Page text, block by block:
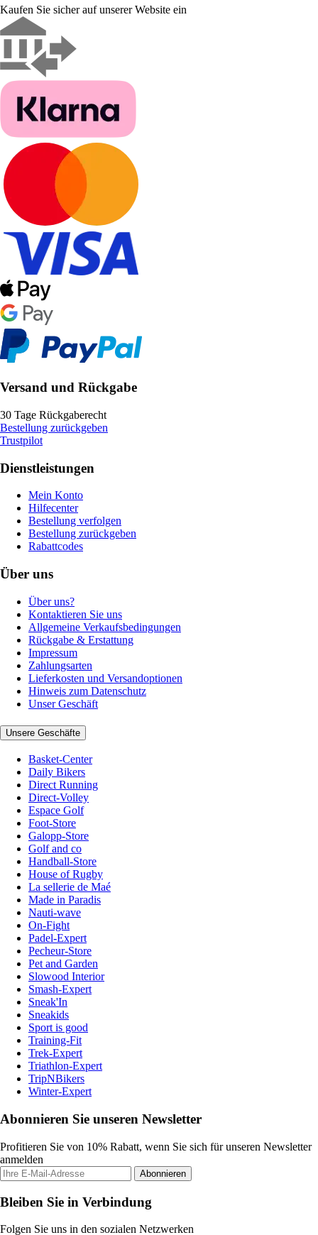
Kaufen Sie sicher auf unserer Website ein
Versand und Rückgabe
30 Tage Rückgaberecht
Bestellung zurückgeben
Trustpilot
Dienstleistungen
Mein Konto
Hilfecenter
Bestellung verfolgen
Bestellung zurückgeben
Rabattcodes
Über uns
Über uns?
Kontaktieren Sie uns
Allgemeine Verkaufsbedingungen
Rückgabe & Erstattung
Impressum
Zahlungsarten
Lieferkosten und Versandoptionen
Hinweis zum Datenschutz
Unser Geschäft
Unsere Geschäfte
Basket-Center
Daily Bikers
Direct Running
Direct-Volley
Espace Golf
Foot-Store
Galopp-Store
Golf and co
Handball-Store
House of Rugby
La sellerie de Maé
Made in Paradis
Nauti-wave
On-Fight
Padel-Expert
Pecheur-Store
Pet and Garden
Slowood Interior
Smash-Expert
Sneak'In
Sneakids
Sport is good
Training-Fit
Trek-Expert
Triathlon-Expert
TripNBikers
Winter-Expert
Abonnieren Sie unseren Newsletter
Profitieren Sie von 10% Rabatt, wenn Sie sich für unseren Newsletter
anmelden
Abonnieren
Bleiben Sie in Verbindung
Folgen Sie uns in den sozialen Netzwerken